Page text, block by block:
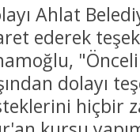
Ahlat
ederek
dolayı
hiçbir